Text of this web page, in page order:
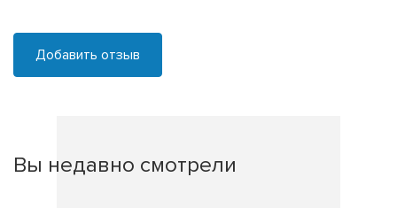
Добавить отзыв
Вы недавно смотрели